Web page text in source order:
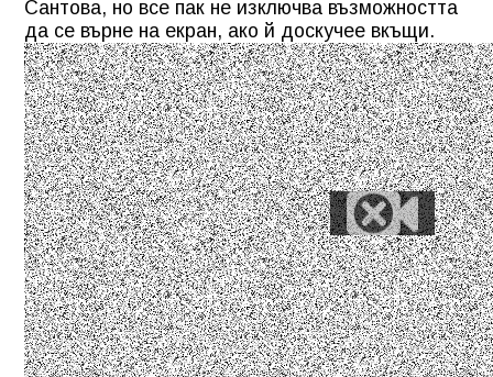
Сантова, но все пак не изключва възможността
да се върне на екран, ако й доскучее вкъщи.